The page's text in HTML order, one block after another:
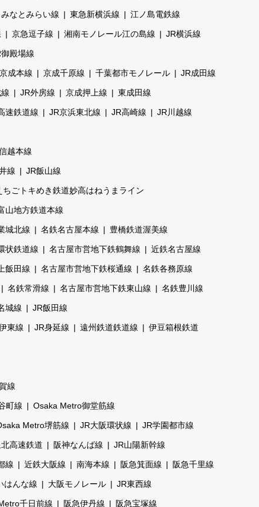
みなとみらい線 東急新横浜線 江ノ島電鉄線
京急逗子線 湘南モノレール江の島線 JR横浜線
殿場線
京成本線 京成千原線 千葉都市モノレール JR成田線
JR外房線 京成押上線 東成田線
速鉄道線 JR京浜東北線 JR高崎線 JR川越線
越本線
線 JR飯山線
ちごトキめき鉄道妙高はねうまライン
山地方鉄道本線
城北線 名鉄名古屋本線 豊橋鉄道渥美線
状鉄道線 名古屋市営地下鉄鶴舞線 近鉄名古屋線
飯田線 名古屋市営地下鉄桜通線 名鉄各務原線
名鉄常滑線 名古屋市営地下鉄東山線 名鉄豊川線
城線 JR飯田線
東線 JR身延線 遠州鉄道鉄道線 伊豆箱根鉄道
線
町線 Osaka Metro御堂筋線
Metro堺筋線 JR大阪環状線 JR学園都市線
北高速鉄道 阪神なんば線 JR山陽新幹線
線 近鉄大阪線 南海本線 阪急箕面線 阪急千里線
はんな線 大阪モノレール JR東西線
千日前線 阪急伊丹線 阪急宝塚線